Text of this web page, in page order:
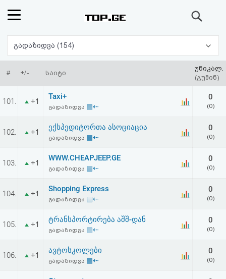
რეიტინგი
(მთავარი)
ფოსტა
პასუხი
ავტორიზაცია
რეგისტრაცია
პაროლის
აღდგენა
HTML
გადაზიდვა (154)
# +/- საიტი
უნიკალ.
(გუშინ)
101. +1
Taxi+
გადაზიდვა ▤⇠
0
(0)
102. +1
ექსპედიტორთა ასოციაცია
გადაზიდვა ▤⇠
0
(0)
103. +1
WWW.CHEAPJEEP.GE
გადაზიდვა ▤⇠
0
(0)
104. +1
Shopping Express
გადაზიდვა ▤⇠
0
(0)
105. +1
ტრანსპორტირება აშშ-დან
გადაზიდვა ▤⇠
0
(0)
106. +1
ავტოსკოლები
გადაზიდვა ▤⇠
0
(0)